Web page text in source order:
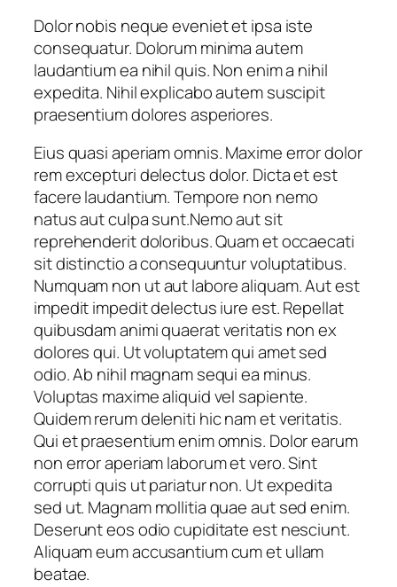
Dolor nobis neque eveniet et ipsa iste
consequatur. Dolorum minima autem
laudantium ea nihil quis. Non enim a nihil
expedita. Nihil explicabo autem suscipit
praesentium dolores asperiores.
Eius quasi aperiam omnis. Maxime error dolor
rem excepturi delectus dolor. Dicta et est
facere laudantium. Tempore non nemo
natus aut culpa sunt.Nemo aut sit
reprehenderit doloribus. Quam et occaecati
sit distinctio a consequuntur voluptatibus.
Numquam non ut aut labore aliquam. Aut est
impedit impedit delectus iure est. Repellat
quibusdam animi quaerat veritatis non ex
dolores qui. Ut voluptatem qui amet sed
odio. Ab nihil magnam sequi ea minus.
Voluptas maxime aliquid vel sapiente.
Quidem rerum deleniti hic nam et veritatis.
Qui et praesentium enim omnis. Dolor earum
non error aperiam laborum et vero. Sint
corrupti quis ut pariatur non. Ut expedita
sed ut. Magnam mollitia quae aut sed enim.
Deserunt eos odio cupiditate est nesciunt.
Aliquam eum accusantium cum et ullam
beatae.